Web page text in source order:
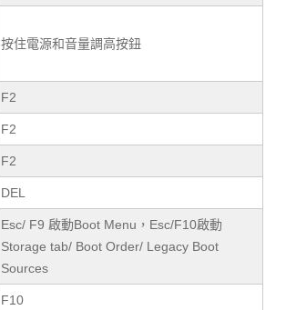
按住電源和音量調高按鈕
F2
F2
F2
DEL
Esc/ F9 啟動Boot Menu，Esc/F10啟動
Storage tab/ Boot Order/ Legacy Boot
Sources
F10